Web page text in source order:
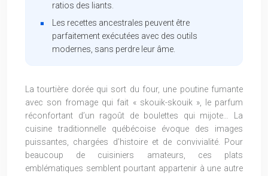
ratios des liants.
Les recettes ancestrales peuvent être
parfaitement exécutées avec des outils
modernes, sans perdre leur âme.
La tourtière dorée qui sort du four, une poutine fumante
avec son fromage qui fait « skouik-skouik », le parfum
réconfortant d’un ragoût de boulettes qui mijote… La
cuisine traditionnelle québécoise évoque des images
puissantes, chargées d’histoire et de convivialité. Pour
beaucoup de cuisiniers amateurs, ces plats
emblématiques semblent pourtant appartenir à une autre